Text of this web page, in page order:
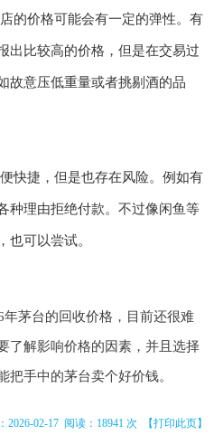
的价格可能会有一定的弹性。有
出比较高的价格，但是在交易过
故意压低重量或者挑剔酒的品
快捷，但是也存在风险。例如有
种理由拒绝付款。不过像闲鱼等
也可以尝试。
茅台的回收价格，目前还很难
了解影响价格的因素，并且选择
手中的茅台卖个好价钱。
2026-02-17 阅读：18941 次 【打印此页】